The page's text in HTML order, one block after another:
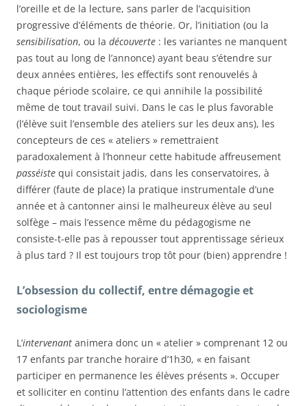
l’oreille et de la lecture, sans parler de l’acquisition
progressive d’éléments de théorie. Or, l’initiation (ou la
sensibilisation, ou la découverte : les variantes ne manquent
pas tout au long de l’annonce) ayant beau s’étendre sur
deux années entières, les effectifs sont renouvelés à
chaque période scolaire, ce qui annihile la possibilité
même de tout travail suivi. Dans le cas le plus favorable
(l’élève suit l’ensemble des ateliers sur les deux ans), les
concepteurs de ces « ateliers » remettraient
paradoxalement à l’honneur cette habitude affreusement
passéiste qui consistait jadis, dans les conservatoires, à
différer (faute de place) la pratique instrumentale d’une
année et à cantonner ainsi le malheureux élève au seul
solfège – mais l’essence même du pédagogisme ne
consiste-t-elle pas à repousser tout apprentissage sérieux
à plus tard ? Il est toujours trop tôt pour (bien) apprendre !
L’obsession du collectif, entre démagogie et
sociologisme
L’intervenant animera donc un « atelier » comprenant 12 ou
17 enfants par tranche horaire d’1h30, « en faisant
participer en permanence les élèves présents ». Occuper
et solliciter en continu l’attention des enfants dans le cadre